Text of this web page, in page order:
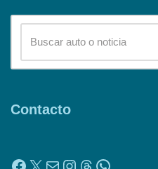
Contacto